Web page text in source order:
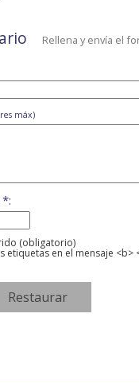
Rellena y envía el
máx)
(obligatorio)
etiquetas en el mensaje <b>